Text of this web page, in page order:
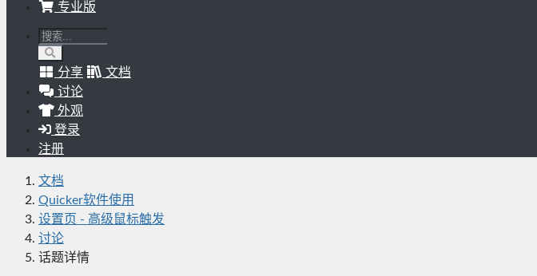
专业版
分享
文档
讨论
外观
登录
注册
文档
Quicker软件使用
设置页 - 高级鼠标触发
讨论
话题详情